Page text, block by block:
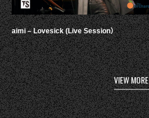
aimi – Lovesick (Live Session）
VIEW MORE